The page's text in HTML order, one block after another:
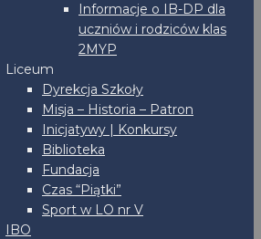
Informacje o IB-DP dla
uczniów i rodziców klas
2MYP
Liceum
Dyrekcja Szkoły
Misja – Historia – Patron
Inicjatywy | Konkursy
Biblioteka
Fundacja
Czas “Piątki”
Sport w LO nr V
IBO